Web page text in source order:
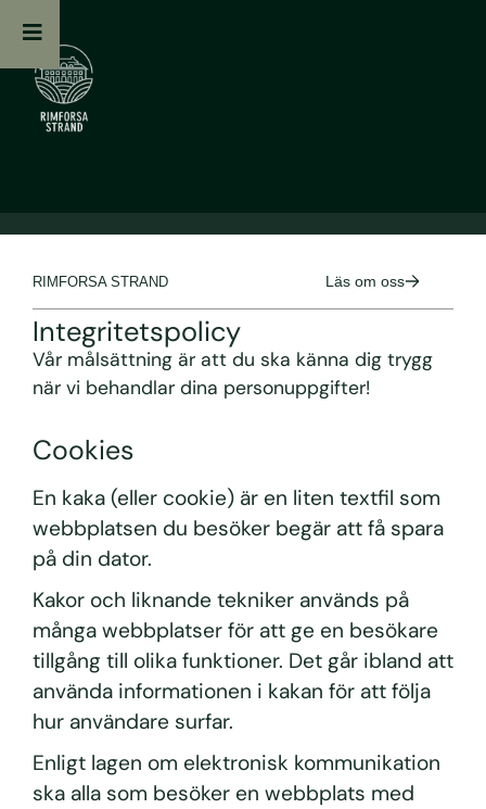
RIMFORSA STRAND Läs om oss
Integritetspolicy
Vår målsättning är att du ska känna dig trygg
när vi behandlar dina personuppgifter!
Cookies
En kaka (eller cookie) är en liten textfil som
webbplatsen du besöker begär att få spara
på din dator.
Kakor och liknande tekniker används på
många webbplatser för att ge en besökare
tillgång till olika funktioner. Det går ibland att
använda informationen i kakan för att följa
hur användare surfar.
Enligt lagen om elektronisk kommunikation
ska alla som besöker en webbplats med